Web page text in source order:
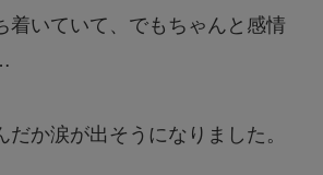
着いていて、でもちゃんと感情
だか涙が出そうになりました。